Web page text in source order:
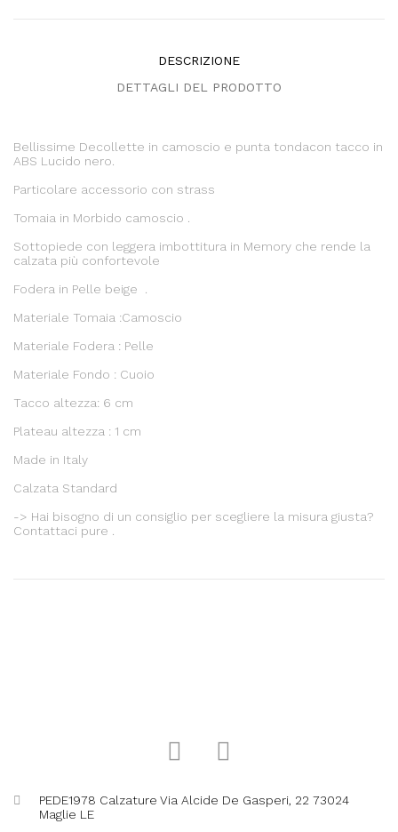
DESCRIZIONE
DETTAGLI DEL PRODOTTO
Bellissime Decollette in camoscio e punta tondacon tacco in
ABS Lucido nero.
Particolare accessorio con strass
Tomaia in Morbido camoscio .
Sottopiede con leggera imbottitura in Memory che rende la
calzata più confortevole
Fodera in Pelle beige .
Materiale Tomaia :Camoscio
Materiale Fodera : Pelle
Materiale Fondo : Cuoio
Tacco altezza: 6 cm
Plateau altezza : 1 cm
Made in Italy
Calzata Standard
-> Hai bisogno di un consiglio per scegliere la misura giusta?
Contattaci pure .
PEDE1978 Calzature Via Alcide De Gasperi, 22 73024
Maglie LE